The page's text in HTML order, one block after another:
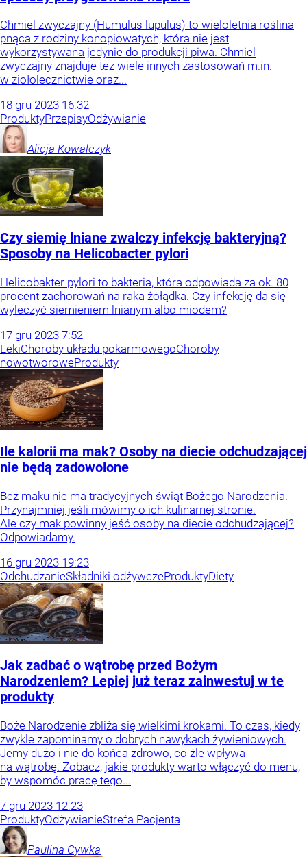
Chmiel zwyczajny (Humulus lupulus) to wieloletnia roślina
pnąca z rodziny konopiowatych, która nie jest
wykorzystywana jedynie do produkcji piwa. Chmiel
zwyczajny znajduje też wiele innych zastosowań m.in.
w ziołolecznictwie oraz...
18 gru 2023 16:32
ProduktyPrzepisyOdżywianie
Alicja Kowalczyk
Czy siemię lniane zwalczy infekcję bakteryjną?
Sposoby na Helicobacter pylori
Helicobakter pylori to bakteria, która odpowiada za ok. 80
procent zachorowań na raka żołądka. Czy infekcję da się
wyleczyć siemieniem lnianym albo miodem?
17 gru 2023 7:52
LekiChoroby układu pokarmowegoChoroby
nowotworoweProdukty
Ile kalorii ma mak? Osoby na diecie odchudzającej
nie będą zadowolone
Bez maku nie ma tradycyjnych świąt Bożego Narodzenia.
Przynajmniej jeśli mówimy o ich kulinarnej stronie.
Ale czy mak powinny jeść osoby na diecie odchudzającej?
Odpowiadamy.
16 gru 2023 19:23
OdchudzanieSkładniki odżywczeProduktyDiety
Jak zadbać o wątrobę przed Bożym
Narodzeniem? Lepiej już teraz zainwestuj w te
produkty
Boże Narodzenie zbliża się wielkimi krokami. To czas, kiedy
zwykle zapominamy o dobrych nawykach żywieniowych.
Jemy dużo i nie do końca zdrowo, co źle wpływa
na wątrobę. Zobacz, jakie produkty warto włączyć do menu,
by wspomóc pracę tego...
7 gru 2023 12:23
ProduktyOdżywianieStrefa Pacjenta
Paulina Cywka